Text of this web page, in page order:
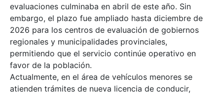
evaluaciones culminaba en abril de este año. Sin
embargo, el plazo fue ampliado hasta diciembre de
2026 para los centros de evaluación de gobiernos
regionales y municipalidades provinciales,
permitiendo que el servicio continúe operativo en
favor de la población.
Actualmente, en el área de vehículos menores se
atienden trámites de nueva licencia de conducir,